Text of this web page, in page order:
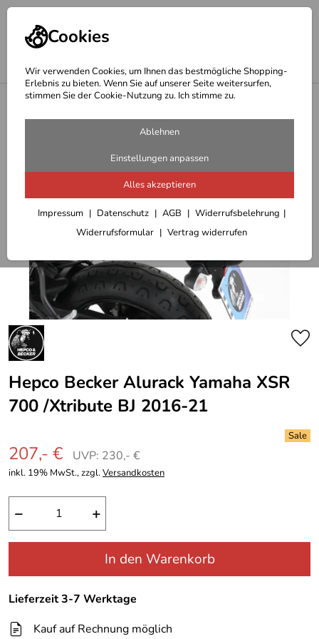
Cookies
Wir verwenden Cookies, um Ihnen das bestmögliche Shopping-
Erlebnis zu bieten. Wenn Sie auf unserer Seite weitersurfen,
stimmen Sie der Cookie-Nutzung zu. Ich stimme zu.
Ablehnen
Einstellungen anpassen
Alles akzeptieren
Impressum Datenschutz AGB
Widerrufsbelehrung
Widerrufsformular
Vertrag widerrufen
Hepco Becker Träger
Hepco Becker Alurack Yamaha XSR
700 /Xtribute BJ 2016-21
207,- € UVP: 230,- €
inkl. 19% MwSt., zzgl.Versandkosten
− +
In den Warenkorb
Lieferzeit 3-7 Werktage
Kauf auf Rechnung möglich